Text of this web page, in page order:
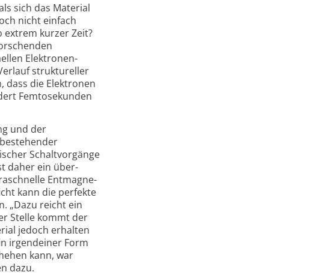
sich das Material
nicht einfach
kurzer Zeit?
Elektronen­
struk­tureller
dass die Elektronen
Femtosekunden
und der
Schalt­vorgänge
daher ein über­
Entmagne­
kann die perfekte
„Dazu reicht ein
Stelle kommt der
jedoch erhalten
irgendeiner Form
kann, war
dazu.